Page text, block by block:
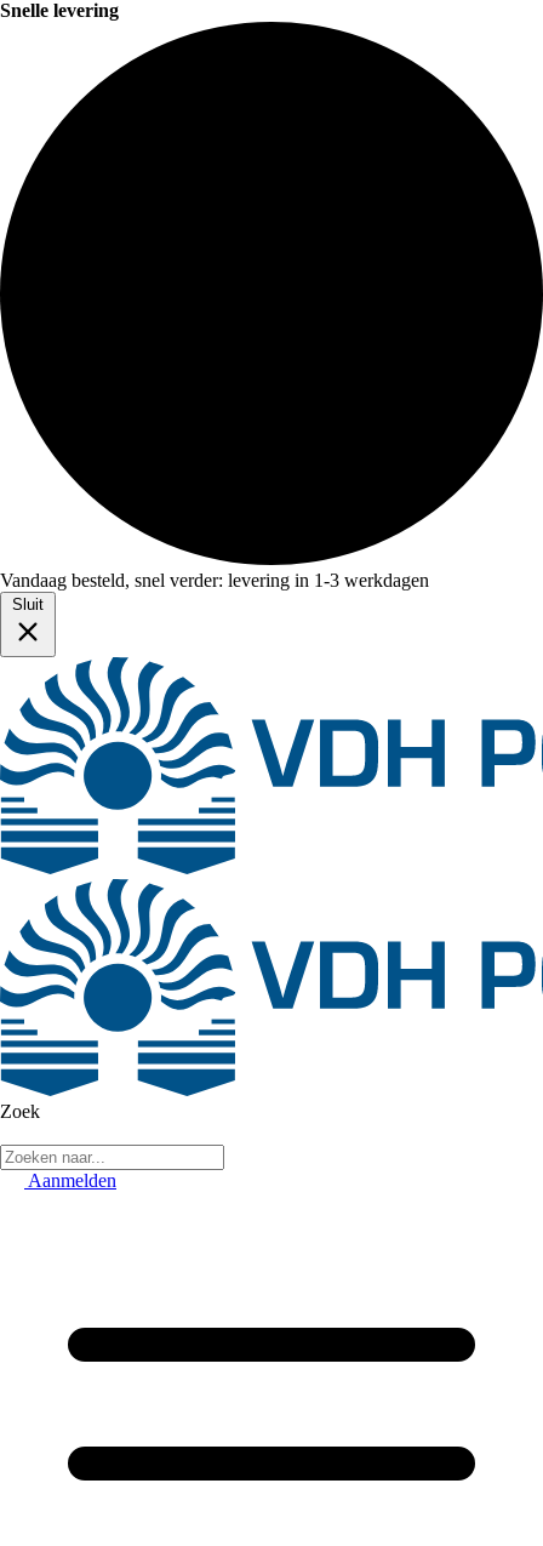
Snelle levering
Vandaag besteld, snel verder: levering in 1-3 werkdagen
Sluit
Zoek
Aanmelden